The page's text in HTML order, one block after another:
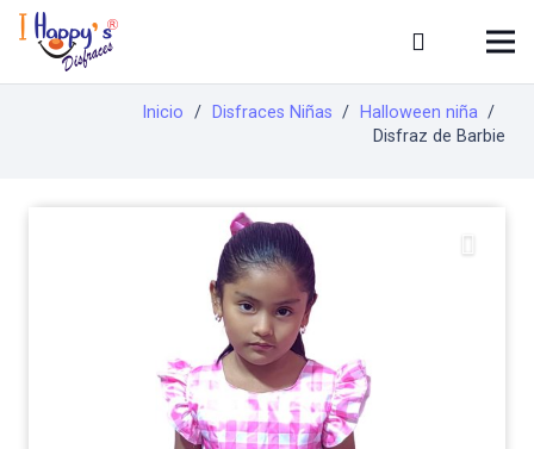
Inicio / Disfraces Niñas / Halloween niña /
Disfraz de Barbie